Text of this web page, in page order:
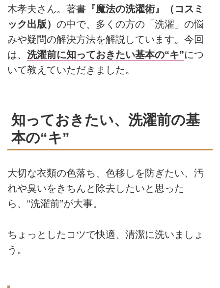
木孝夫さん。著書 『魔法の洗濯術』（コスミ
ック出版） の中で、多くの方の「洗濯」の悩
みや疑問の解決方法を解説しています。今回
は、 洗濯前に知っておきたい基本の“キ”につ
いて教えていただきました。
知っておきたい、洗濯前の基
本の“キ”
大切な衣類の色落ち、色移しを防ぎたい、汚
れや臭いをきちんと除去したいと思った
ら、“洗濯前”が大事。
ちょっとしたコツで快適、清潔に洗いましょ
う。